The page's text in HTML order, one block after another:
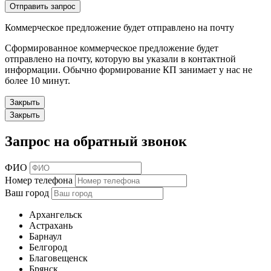
Отправить запрос
Коммерческое предложение будет отправлено на почту
Сформированное коммерческое предложение будет
отправлено на почту, которую вы указали в контактной
информации. Обычно формирование КП занимает у нас не
более 10 минут.
Закрыть
Закрыть
Запрос на обратный звонок
ФИО
Номер телефона
Ваш город
Архангельск
Астрахань
Барнаул
Белгород
Благовещенск
Брянск